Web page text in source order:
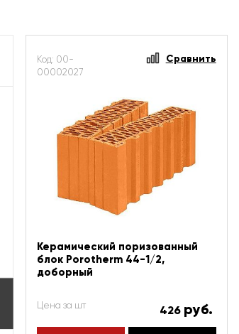
Код: 00-
00002027
Сравнить
Керамический поризованный
блок Porotherm 44-1/2,
доборный
Цена за шт 426 руб.